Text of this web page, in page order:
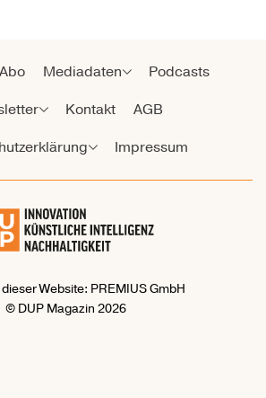
Abo Mediadaten
Podcasts
Kontakt
AGB
Impressum
Website: PREMIUS GmbH
© DUP Magazin 2026